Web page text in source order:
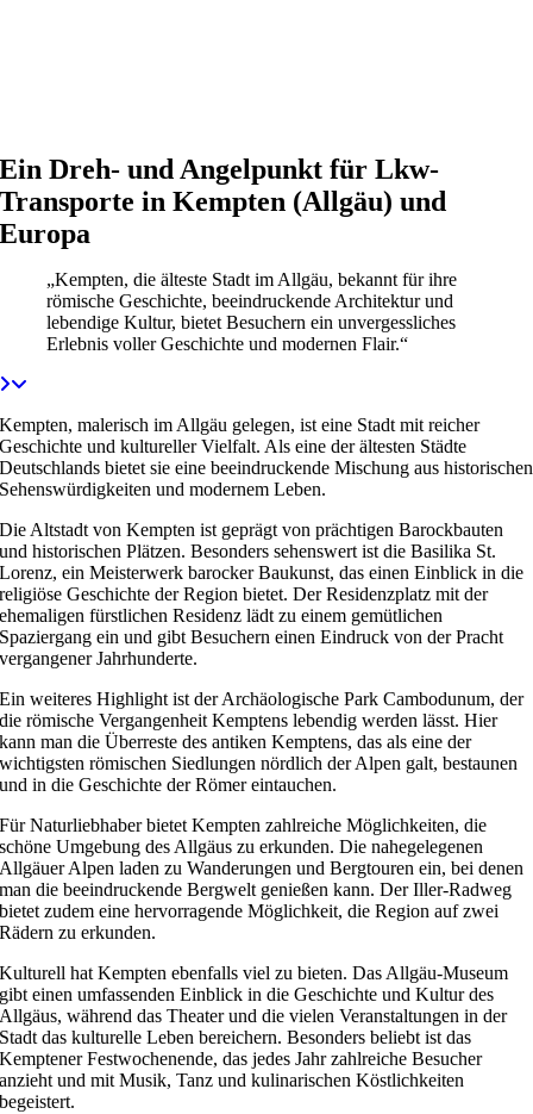
Ein Dreh- und Angelpunkt für Lkw-
Transporte in Kempten (Allgäu) und
Europa
„Kempten, die älteste Stadt im Allgäu, bekannt für ihre
römische Geschichte, beeindruckende Architektur und
lebendige Kultur, bietet Besuchern ein unvergessliches
Erlebnis voller Geschichte und modernen Flair.“
Kempten, malerisch im Allgäu gelegen, ist eine Stadt mit reicher
Geschichte und kultureller Vielfalt. Als eine der ältesten Städte
Deutschlands bietet sie eine beeindruckende Mischung aus historischen
Sehenswürdigkeiten und modernem Leben.
Die Altstadt von Kempten ist geprägt von prächtigen Barockbauten
und historischen Plätzen. Besonders sehenswert ist die Basilika St.
Lorenz, ein Meisterwerk barocker Baukunst, das einen Einblick in die
religiöse Geschichte der Region bietet. Der Residenzplatz mit der
ehemaligen fürstlichen Residenz lädt zu einem gemütlichen
Spaziergang ein und gibt Besuchern einen Eindruck von der Pracht
vergangener Jahrhunderte.
Ein weiteres Highlight ist der Archäologische Park Cambodunum, der
die römische Vergangenheit Kemptens lebendig werden lässt. Hier
kann man die Überreste des antiken Kemptens, das als eine der
wichtigsten römischen Siedlungen nördlich der Alpen galt, bestaunen
und in die Geschichte der Römer eintauchen.
Für Naturliebhaber bietet Kempten zahlreiche Möglichkeiten, die
schöne Umgebung des Allgäus zu erkunden. Die nahegelegenen
Allgäuer Alpen laden zu Wanderungen und Bergtouren ein, bei denen
man die beeindruckende Bergwelt genießen kann. Der Iller-Radweg
bietet zudem eine hervorragende Möglichkeit, die Region auf zwei
Rädern zu erkunden.
Kulturell hat Kempten ebenfalls viel zu bieten. Das Allgäu-Museum
gibt einen umfassenden Einblick in die Geschichte und Kultur des
Allgäus, während das Theater und die vielen Veranstaltungen in der
Stadt das kulturelle Leben bereichern. Besonders beliebt ist das
Kemptener Festwochenende, das jedes Jahr zahlreiche Besucher
anzieht und mit Musik, Tanz und kulinarischen Köstlichkeiten
begeistert.